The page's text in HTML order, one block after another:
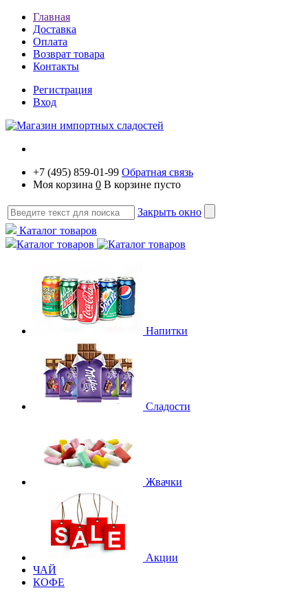
Главная
Доставка
Оплата
Возврат товара
Контакты
Регистрация
Вход
+7 (495) 859-01-99 Обратная связь
Моя корзина 0 В корзине пусто
Закрыть окно
Каталог товаров
Каталог товаров
Напитки
Сладости
Жвачки
Акции
ЧАЙ
КОФЕ